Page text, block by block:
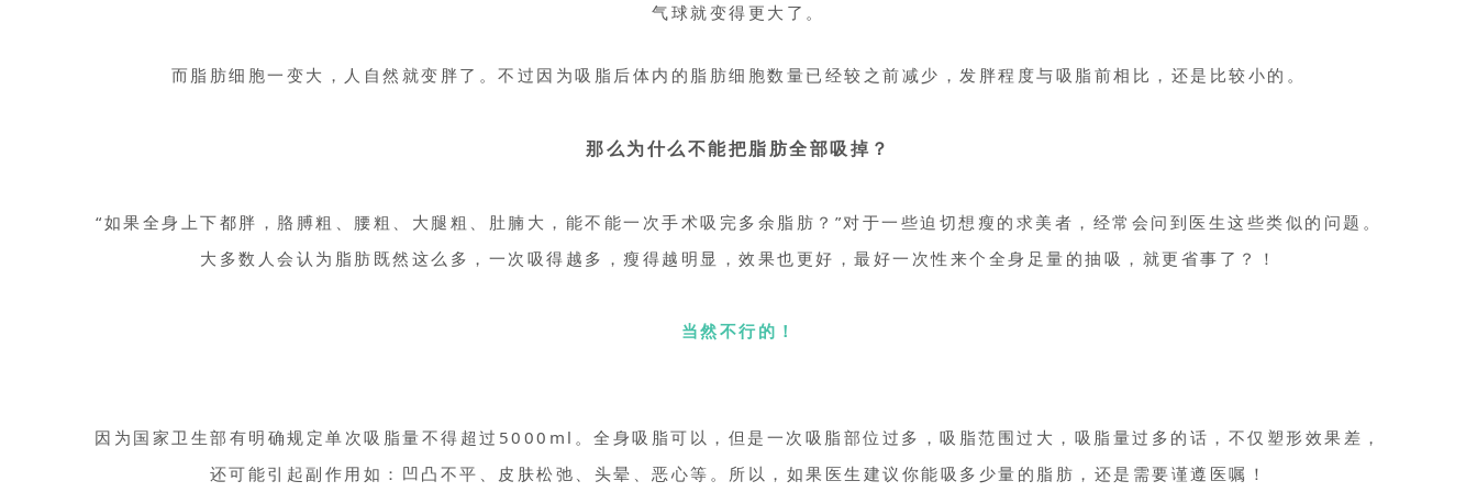
气球就变得更大了。
而脂肪细胞一变大，人自然就变胖了。不过因为吸脂后体内的脂肪细胞数量已经较之前减少，发胖程度与吸脂前相比，还是比较小的。
那么为什么不能把脂肪全部吸掉？
“如果全身上下都胖，胳膊粗、腰粗、大腿粗、肚腩大，能不能一次手术吸完多余脂肪？”对于一些迫切想瘦的求美者，经常会问到医生这些类似的问题。
大多数人会认为脂肪既然这么多，一次吸得越多，瘦得越明显，效果也更好，最好一次性来个全身足量的抽吸，就更省事了？！
当然不行的！
因为国家卫生部有明确规定单次吸脂量不得超过5000ml。全身吸脂可以，但是一次 吸脂部位 过多，吸脂范围过大，吸脂量过多的话，不仅塑形效果差，
还可能引起副作用如：凹凸不平、皮肤松弛、头晕、恶心等。所以，如果医生建议你能吸多少量的脂肪，还是需要谨遵医嘱！